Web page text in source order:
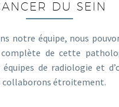
DU SEIN
notre équipe, nous
de cette
de radiologie et
collaborons étroitement.